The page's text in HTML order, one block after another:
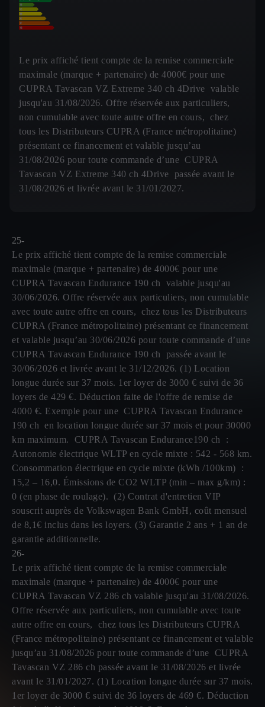
Le prix affiché tient compte de la remise commerciale
maximale (marque + partenaire) de 4000€ pour une
CUPRA Tavascan VZ Extreme 340 ch 4Drive valable
jusqu'au 31/08/2026. Offre réservée aux particuliers,
non cumulable avec toute autre offre en cours, chez
tous les Distributeurs CUPRA (France métropolitaine)
présentant ce financement et valable jusqu’au
31/08/2026 pour toute commande d’une CUPRA
Tavascan VZ Extreme 340 ch 4Drive passée avant le
31/08/2026 et livrée avant le 31/01/2027.
25-
Le prix affiché tient compte de la remise commerciale
maximale (marque + partenaire) de 4000€ pour une
CUPRA Tavascan Endurance 190 ch valable jusqu'au
30/06/2026. Offre réservée aux particuliers, non cumulable
avec toute autre offre en cours, chez tous les Distributeurs
CUPRA (France métropolitaine) présentant ce financement
et valable jusqu’au 30/06/2026 pour toute commande d’une
CUPRA Tavascan Endurance 190 ch passée avant le
30/06/2026 et livrée avant le 31/12/2026. (1) Location
longue durée sur 37 mois. 1er loyer de 3000 € suivi de 36
loyers de 429 €. Déduction faite de l'offre de remise de
4000 €. Exemple pour une CUPRA Tavascan Endurance
190 ch en location longue durée sur 37 mois et pour 30000
km maximum. CUPRA Tavascan Endurance190 ch :
Autonomie électrique WLTP en cycle mixte : 542 - 568 km.
Consommation électrique en cycle mixte (kWh /100km) :
15,2 – 16,0. Émissions de CO2 WLTP (min – max g/km) :
0 (en phase de roulage). (2) Contrat d'entretien VIP
souscrit auprès de Volkswagen Bank GmbH, coût mensuel
de 8,1€ inclus dans les loyers. (3) Garantie 2 ans + 1 an de
garantie additionnelle.
26-
Le prix affiché tient compte de la remise commerciale
maximale (marque + partenaire) de 4000€ pour une
CUPRA Tavascan VZ 286 ch valable jusqu'au 31/08/2026.
Offre réservée aux particuliers, non cumulable avec toute
autre offre en cours, chez tous les Distributeurs CUPRA
(France métropolitaine) présentant ce financement et valable
jusqu’au 31/08/2026 pour toute commande d’une CUPRA
Tavascan VZ 286 ch passée avant le 31/08/2026 et livrée
avant le 31/01/2027. (1) Location longue durée sur 37 mois.
1er loyer de 3000 € suivi de 36 loyers de 469 €. Déduction